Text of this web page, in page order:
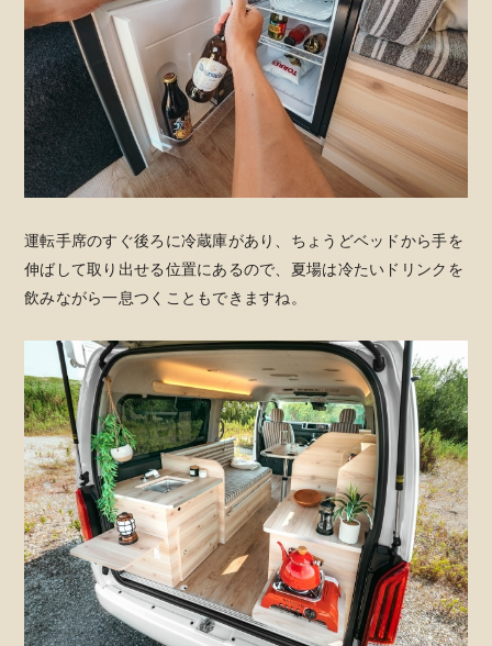
運転手席のすぐ後ろに冷蔵庫があり、ちょうどベッドから手を
伸ばして取り出せる位置にあるので、夏場は冷たいドリンクを
飲みながら一息つくこともできますね。